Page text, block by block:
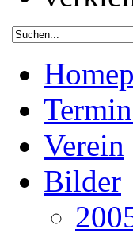
Verein
Bilder